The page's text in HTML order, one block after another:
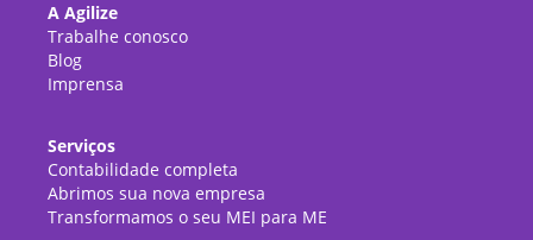
A Agilize
Trabalhe conosco
Blog
Imprensa
Serviços
Contabilidade completa
Abrimos sua nova empresa
Transformamos o seu MEI para ME